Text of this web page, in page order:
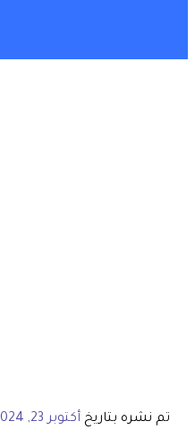
تم نشره بتاريخ أكتوبر 23, 2024